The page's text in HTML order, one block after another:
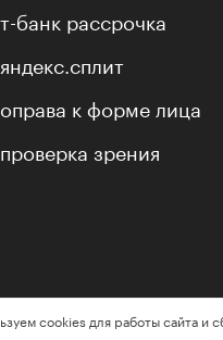
т-банк рассрочка
яндекс.сплит
оправа к форме лица
проверка зрения
cookies для работы сайта и